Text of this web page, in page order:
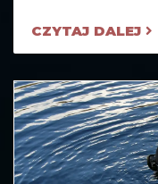
CZYTAJ DALEJ